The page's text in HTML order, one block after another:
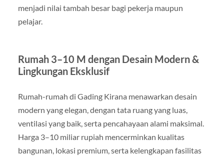
menjadi nilai tambah besar bagi pekerja maupun
pelajar.
Rumah 3–10 M dengan Desain Modern &
Lingkungan Eksklusif
Rumah-rumah di Gading Kirana menawarkan desain
modern yang elegan, dengan tata ruang yang luas,
ventilasi yang baik, serta pencahayaan alami maksimal.
Harga 3–10 miliar rupiah mencerminkan kualitas
bangunan, lokasi premium, serta kelengkapan fasilitas